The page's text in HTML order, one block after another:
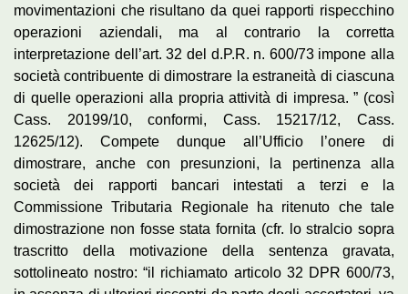
movimentazioni che risultano da quei rapporti rispecchino
operazioni aziendali, ma al contrario la corretta
interpretazione dell’art. 32 del d.P.R. n. 600/73 impone alla
società contribuente di dimostrare la estraneità di ciascuna
di quelle operazioni alla propria attività di impresa. ” (così
Cass. 20199/10, conformi, Cass. 15217/12, Cass.
12625/12). Compete dunque all’Ufficio l’onere di
dimostrare, anche con presunzioni, la pertinenza alla
società dei rapporti bancari intestati a terzi e la
Commissione Tributaria Regionale ha ritenuto che tale
dimostrazione non fosse stata fornita (cfr. lo stralcio sopra
trascritto della motivazione della sentenza gravata,
sottolineato nostro: “il richiamato articolo 32 DPR 600/73,